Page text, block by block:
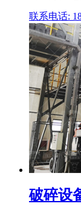
联系电话:
破碎设